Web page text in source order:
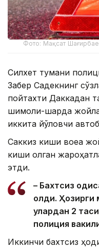
Фото: Мақсат
Силхет тумани
Забер Садекнинг
пойтахти Даккадан
шимоли-шарқда
иккита йўловчи
Саккиз киши воқеа
киши олган
этди.
– Бахтсиз
олди. Ҳозирги
улардан 2
полиция
Иккинчи бахтсиз